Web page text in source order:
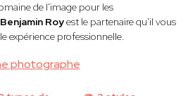
photographe
de l'image pour les
Benjamin Royest le partenaire qu'il vous
expérience professionnelle.